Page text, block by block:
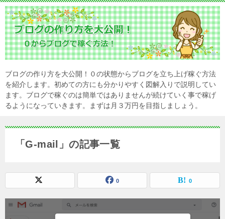
ブログの作り方を大公開！０の状態からブログを立ち上げ稼ぐ方法
を紹介します。初めての方にも分かりやすく図解入りで説明してい
ます。ブログで稼ぐのは簡単ではありませんが続けていく事で稼げ
るようになっていきます。まずは月３万円を目指しましょう。
「G-mail」の記事一覧
0 0